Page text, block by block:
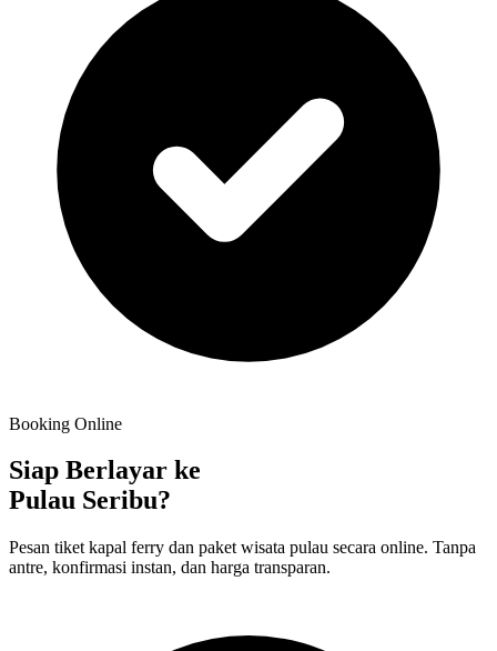
Booking Online
Siap Berlayar ke
Pulau Seribu?
Pesan tiket kapal ferry dan paket wisata pulau secara online. Tanpa
antre, konfirmasi instan, dan harga transparan.